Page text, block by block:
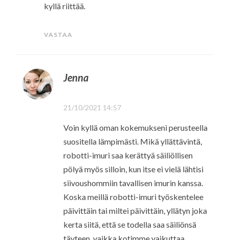
kyllä riittää.
VASTAA
Jenna
21/10/2021 14:57
Voin kyllä oman kokemukseni perusteella
suositella lämpimästi. Mikä yllättävintä,
robotti-imuri saa kerättyä säiliöllisen
pölyä myös silloin, kun itse ei vielä lähtisi
siivoushommiin tavallisen imurin kanssa.
Koska meillä robotti-imuri työskentelee
päivittäin tai miltei päivittäin, yllätyn joka
kerta siitä, että se todella saa säiliönsä